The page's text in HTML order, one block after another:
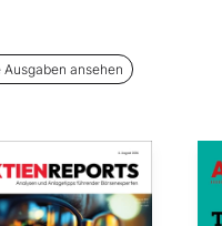
Ausgaben ansehen